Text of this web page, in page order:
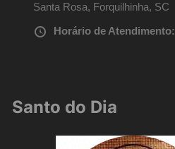
Santa Rosa, Forquilhinha, SC
Horário de Atendimento:
Santo do Dia